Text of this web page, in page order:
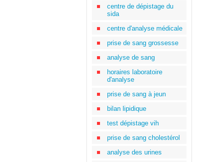
centre de dépistage du
sida
centre d'analyse médicale
prise de sang grossesse
analyse de sang
horaires laboratoire
d'analyse
prise de sang à jeun
bilan lipidique
test dépistage vih
prise de sang cholestérol
analyse des urines